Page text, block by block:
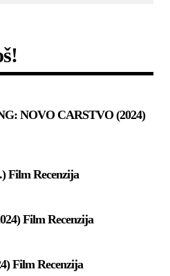
NOVO CARSTVO (2024)
Film Recenzija
Film Recenzija
Film Recenzija